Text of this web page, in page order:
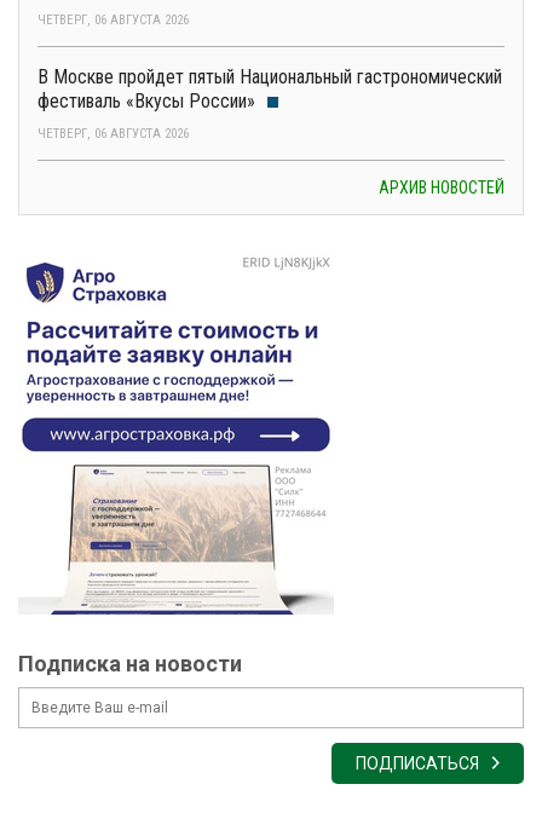
ЧЕТВЕРГ, 06 АВГУСТА 2026
В Москве пройдет пятый Национальный гастрономический
фестиваль «Вкусы России»
ЧЕТВЕРГ, 06 АВГУСТА 2026
АРХИВ НОВОСТЕЙ
Подписка на новости
ПОДПИСАТЬСЯ